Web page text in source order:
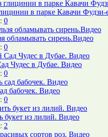
в парке Кавачи
0
обламывать сирень.Видео
0
Чудес в Дубае. Видео
0
бабочек. Видео
0
букет из лилий. Видео
2